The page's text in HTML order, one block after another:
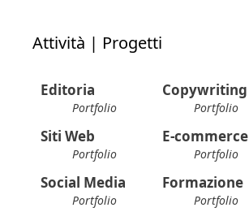
Attività | Progetti
Editoria
Portfolio
Copywriting
Portfolio
Siti Web
Portfolio
E-commerce
Portfolio
Social Media
Portfolio
Formazione
Portfolio